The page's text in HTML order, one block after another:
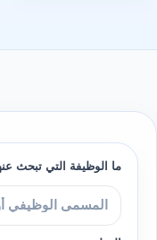
ما الوظيفة التي تبحث